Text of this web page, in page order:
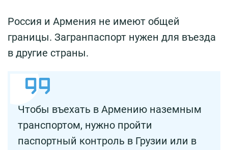
Россия и Армения не имеют общей
границы. Загранпаспорт нужен для въезда
в другие страны.
Чтобы въехать в Армению наземным
транспортом, нужно пройти
паспортный контроль в Грузии или в